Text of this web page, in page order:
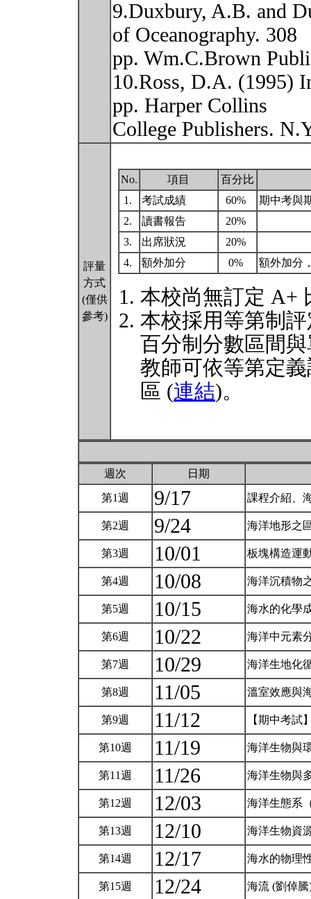
9.Duxbury, A.B. and
of Oceanography. 308
pp. Wm.C.Brown
10.Ross, D.A. (1995)
pp. Harper Collins
College Publishers.
評量
方式
(僅供
參考)
No. 項目
百分比
1.
考試成績 60%
期中考與
2.
讀書報告
20%
3.
出席狀況
20%
4.
額外加分 0% 額外加分
本校尚無訂定 A+
本校採用等第制
百分制分數區間
教師可依等第定
區 (連結)。
週次 日期
第1週 9/17 課程介紹、
第2週 9/24 海洋地形之
第3週 10/01 板塊構造運
第4週 10/08 海洋沉積物
第5週 10/15 海水的化學
第6週 10/22 海洋中元素
第7週 10/29 海洋生地化
第8週 11/05 溫室效應與
第9週 11/12 【期中考試
第10週 11/19 海洋生物與
第11週 11/26 海洋生物與
第12週 12/03 海洋生態系
第13週 12/10 海洋生物資
第14週 12/17 海水的物理
第15週 12/24 海流 (劉倬